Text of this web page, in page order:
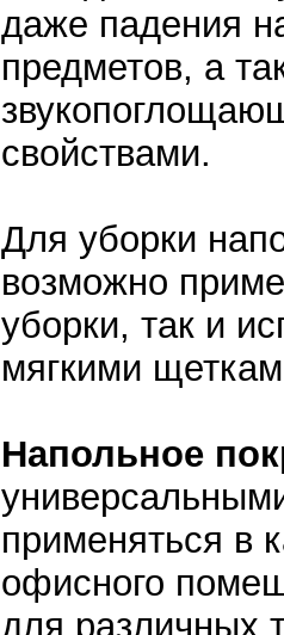
даже падения
предметов, а
свойствами.
Для уборки
возможно
уборки, так и
мягкими
Напольное
применяться в
офисного
для различных